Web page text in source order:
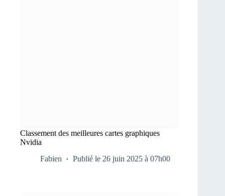
Classement des meilleures cartes graphiques
Nvidia
Fabien
Publié le 26 juin 2025 à 07h00